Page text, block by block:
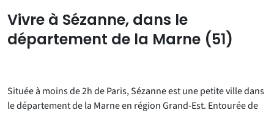
Vivre à Sézanne, dans le
département de la Marne (51)
Située à moins de 2h de Paris, Sézanne est une petite ville dans
le département de la Marne en région Grand-Est. Entourée de